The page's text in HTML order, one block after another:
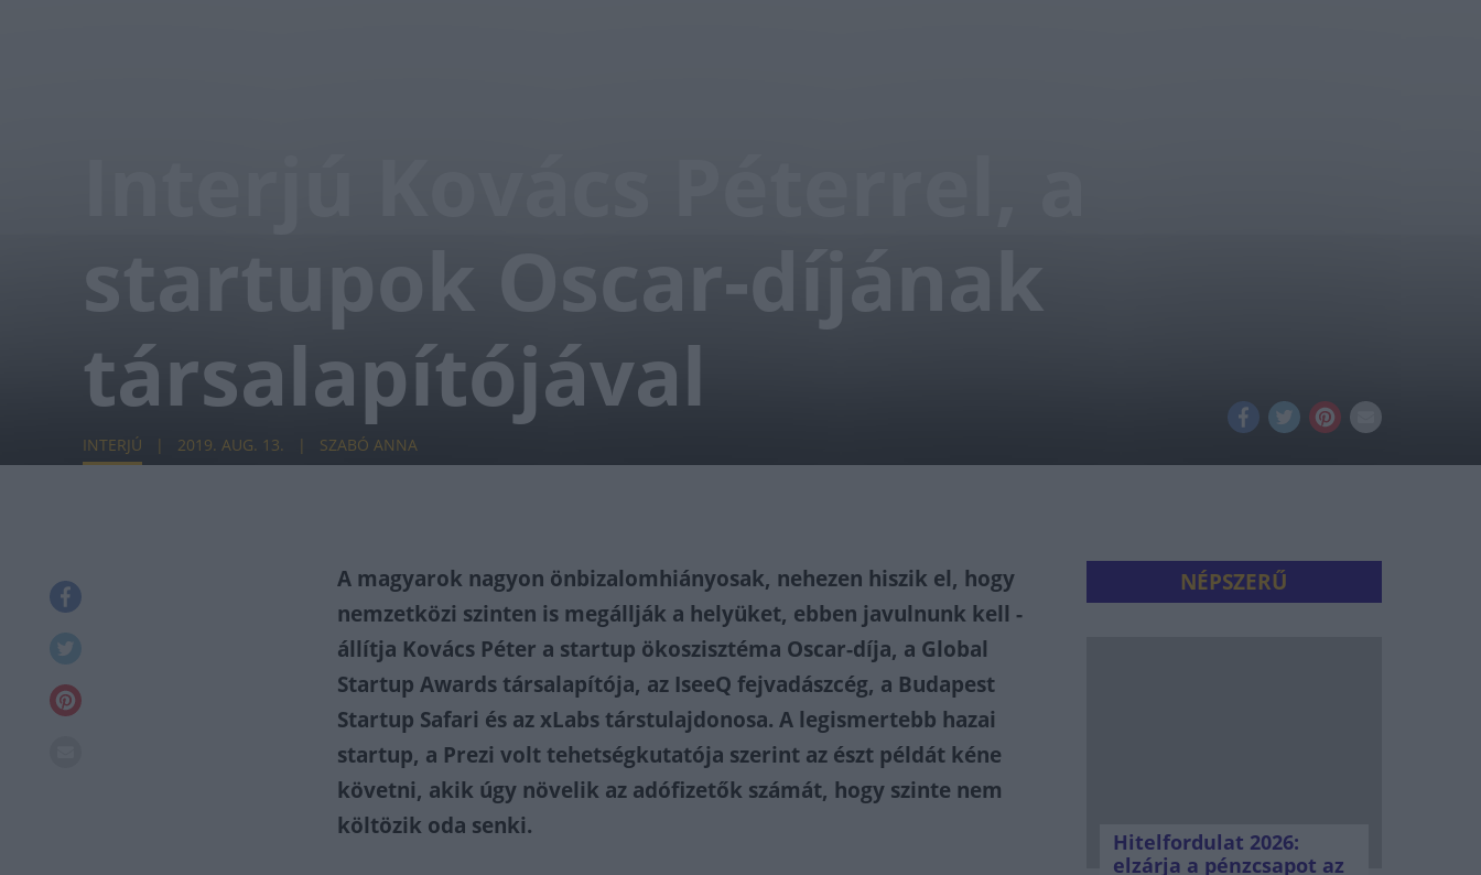
startupok Oscar-díjának
társalapítójával
INTERJÚ 2019. AUG. 13. SZABÓ ANNA
A magyarok nagyon önbizalomhiányosak, nehezen hiszik el, hogy
nemzetközi szinten is megállják a helyüket, ebben javulnunk kell -
állítja Kovács Péter a startup ökoszisztéma Oscar-díja, a Global
Startup Awards társalapítója, az IseeQ fejvadászcég, a Budapest
Startup Safari és az xLabs társtulajdonosa. A legismertebb hazai
startup, a Prezi volt tehetségkutatója szerint az észt példát kéne
követni, akik úgy növelik az adófizetők számát, hogy szinte nem
költözik oda senki.
NÉPSZERŰ
Hitelfordulat 2026:
elzárja a pénzcsapot az